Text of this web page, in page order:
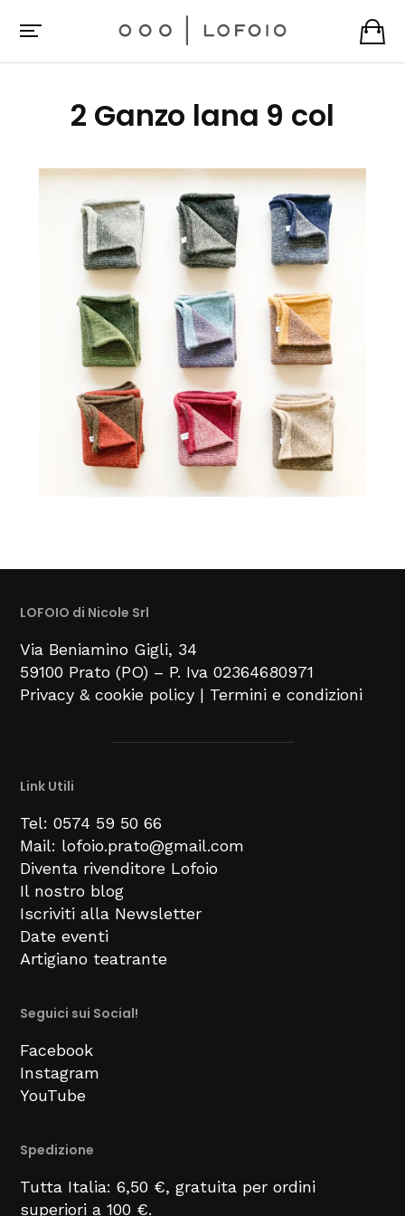
2 Ganzo lana 9 col
LOFOIO di Nicole Srl
Via Beniamino Gigli, 34
59100 Prato (PO) – P. Iva 02364680971
Privacy & cookie policy | Termini e condizioni
Link Utili
Tel: 0574 59 50 66
Mail: lofoio.prato@gmail.com
Diventa rivenditore Lofoio
Il nostro blog
Iscriviti alla Newsletter
Date eventi
Artigiano teatrante
Seguici sui Social!
Facebook
Instagram
YouTube
Spedizione
Tutta Italia: 6,50 €, gratuita per ordini
superiori a 100 €.